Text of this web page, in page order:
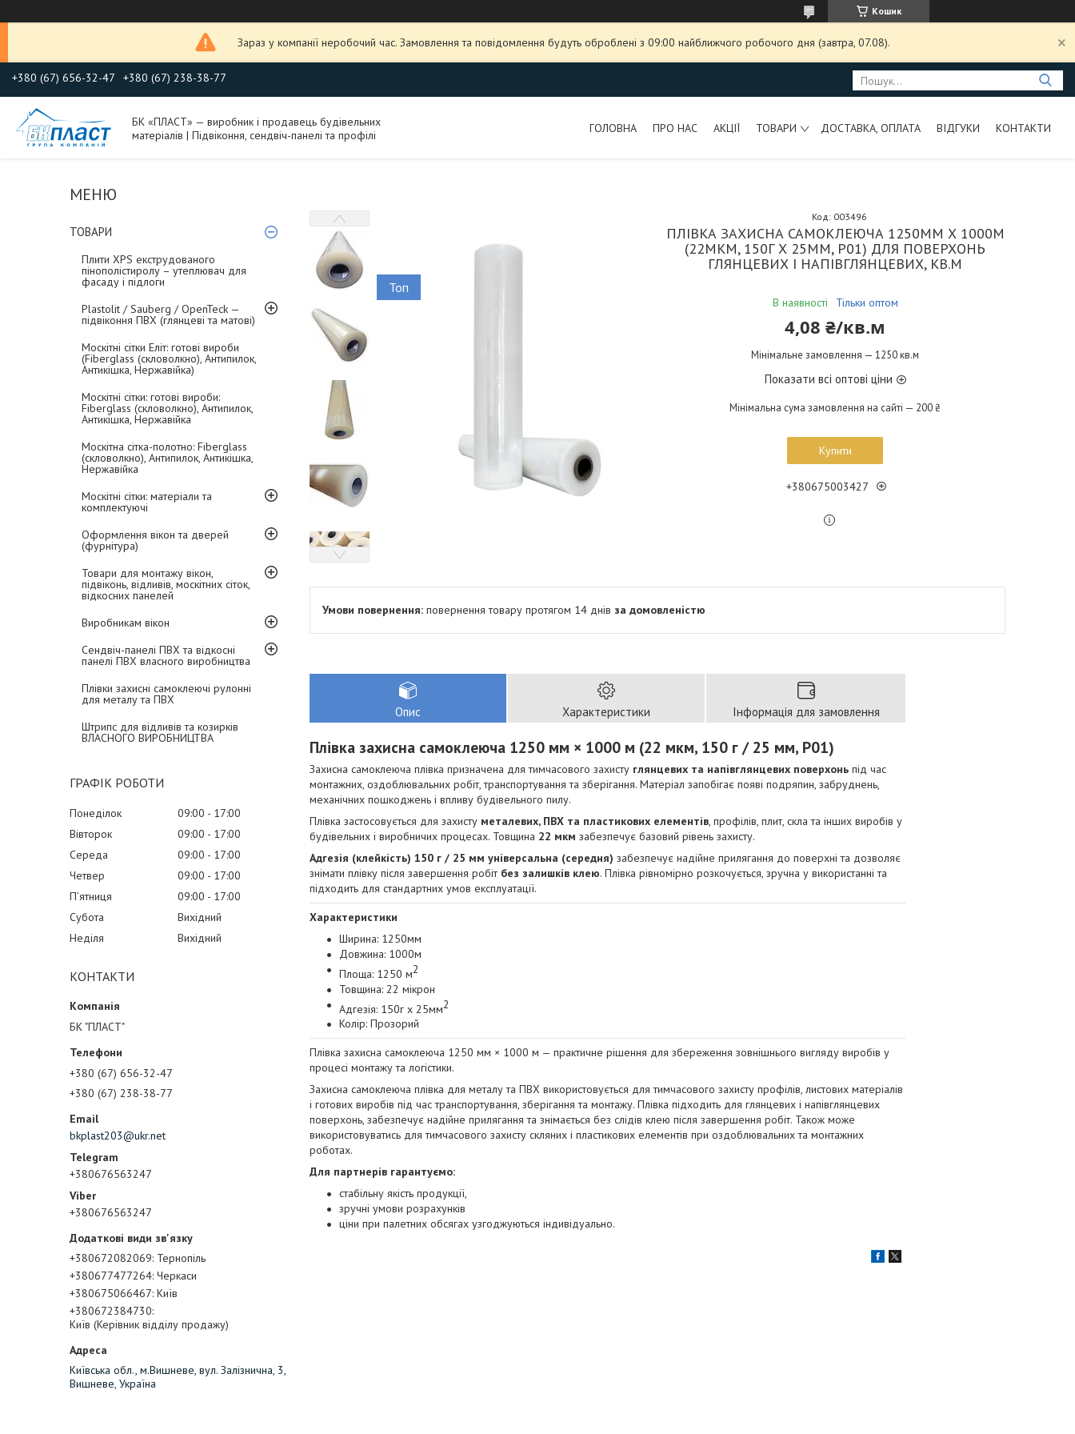
Кошик
Зараз у компанії неробочий час. Замовлення та повідомлення будуть оброблені з 09:00 найближчого робочого дня (завтра, 07.08).
+380 (67) 656-32-47 +380 (67) 238-38-77
БК «ПЛАСТ» — виробник і продавець будівельних
матеріалів | Підвіконня, сендвіч-панелі та профілі
ГОЛОВНА ПРО НАС АКЦІЇ ТОВАРИ ДОСТАВКА, ОПЛАТА ВІДГУКИ КОНТАКТИ
ТОВАРИ
Плити XPS екструдованого
пінополістиролу – утеплювач для
фасаду і підлоги
Plastolit / Sauberg / OpenTeck —
підвіконня ПВХ (глянцеві та матові)
Москітні сітки Еліт: готові вироби
(Fiberglass (скловолкно), Антипилок,
Антикішка, Нержавійка)
Москітні сітки: готові вироби:
Fiberglass (скловолкно), Антипилок,
Антикішка, Нержавійка
Москітна сітка-полотно: Fiberglass
(скловолкно), Антипилок, Антикішка,
Нержавійка
Москітні сітки: матеріали та
комплектуючі
Оформлення вікон та дверей
(фурнітура)
Товари для монтажу вікон,
підвіконь, відливів, москітних сіток,
відкосних панелей
Виробникам вікон
Сендвіч-панелі ПВХ та відкосні
панелі ПВХ власного виробництва
Плівки захисні самоклеючі рулонні
для металу та ПВХ
Штрипс для відливів та козирків
ВЛАСНОГО ВИРОБНИЦТВА
ГРАФІК РОБОТИ
Понеділок 09:00
17:00
Вівторок
09:00
17:00
Середа
09:00
17:00
Четвер
09:00
17:00
Пʼятниця
09:00
17:00
Субота
Вихідний
Неділя
Вихідний
КОНТАКТИ
БК "ПЛАСТ"
+380 (67) 656-32-47
+380 (67) 238-38-77
bkplast203@ukr.net
+380676563247
+380676563247
+380672082069 Тернопіль
+380677477264 Черкаси
+380675066467 Київ
+380672384730
Київ (Керівник відділу продажу)
Київська обл., м.Вишневе, вул. Залізнична, 3,
Вишневе, Україна
Топ
ПЛІВКА ЗАХИСНА САМОКЛЕЮЧА 1250ММ Х 1000М
(22МКМ, 150Г Х 25ММ, P01) ДЛЯ ПОВЕРХОНЬ
ГЛЯНЦЕВИХ І НАПІВГЛЯНЦЕВИХ, КВ.М
В наявності Тільки оптом
Код: 003496
4,08 ₴/кв.м
Мінімальне замовлення — 1250 кв.м
Показати всі оптові ціни
Мінімальна сума замовлення на сайті — 200 ₴
Купити
+380675003427
повернення товару протягом 14 днів за домовленістю
Опис Характеристики Інформація для замовлення
Плівка захисна самоклеюча 1250 мм × 1000 м (22 мкм, 150 г / 25 мм, P01)
Захисна самоклеюча плівка призначена для тимчасового захисту глянцевих та напівглянцевих поверхонь під час
монтажних, оздоблювальних робіт, транспортування та зберігання. Матеріал запобігає появі подряпин, забруднень,
механічних пошкоджень і впливу будівельного пилу.
Плівка застосовується для захисту металевих, ПВХ та пластикових елементів, профілів, плит, скла та інших виробів у
будівельних і виробничих процесах. Товщина 22 мкм забезпечує базовий рівень захисту.
Адгезія (клейкість) 150 г / 25 мм універсальна (середня) забезпечує надійне прилягання до поверхні та дозволяє
знімати плівку після завершення робіт без залишків клею. Плівка рівномірно розкочується, зручна у використанні та
підходить для стандартних умов експлуатації.
Характеристики
Ширина: 1250мм
Довжина: 1000м
Площа: 1250 м2
Товщина: 22 мікрон
Адгезія: 150г х 25мм2
Колір: Прозорий
Плівка захисна самоклеюча 1250 мм × 1000 м — практичне рішення для збереження зовнішнього вигляду виробів у
процесі монтажу та логістики.
Захисна самоклеюча плівка для металу та ПВХ використовується для тимчасового захисту профілів, листових матеріалів
і готових виробів під час транспортування, зберігання та монтажу. Плівка підходить для глянцевих і напівглянцевих
поверхонь, забезпечує надійне прилягання та знімається без слідів клею після завершення робіт. Також може
використовуватись для тимчасового захисту скляних і пластикових елементів при оздоблювальних та монтажних
роботах.
Для партнерів гарантуємо:
стабільну якість продукції,
зручні умови розрахунків
ціни при палетних обсягах узгоджуються індивідуально.